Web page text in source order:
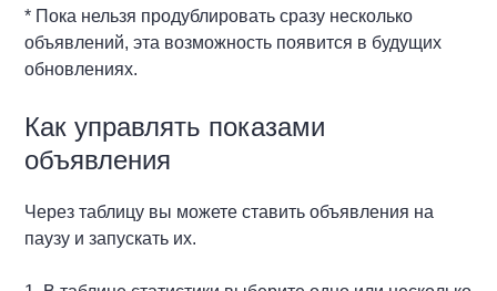
* Пока нельзя продублировать сразу несколько
объявлений, эта возможность появится в будущих
обновлениях.
Как управлять показами
объявления
Через таблицу вы можете ставить объявления на
паузу и запускать их.